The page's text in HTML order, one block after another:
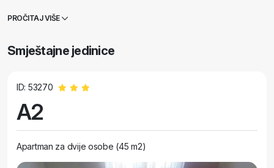
PROČITAJ VIŠE
Smještajne jedinice
ID: 53270
A2
Apartman za dvije osobe (45 m2)